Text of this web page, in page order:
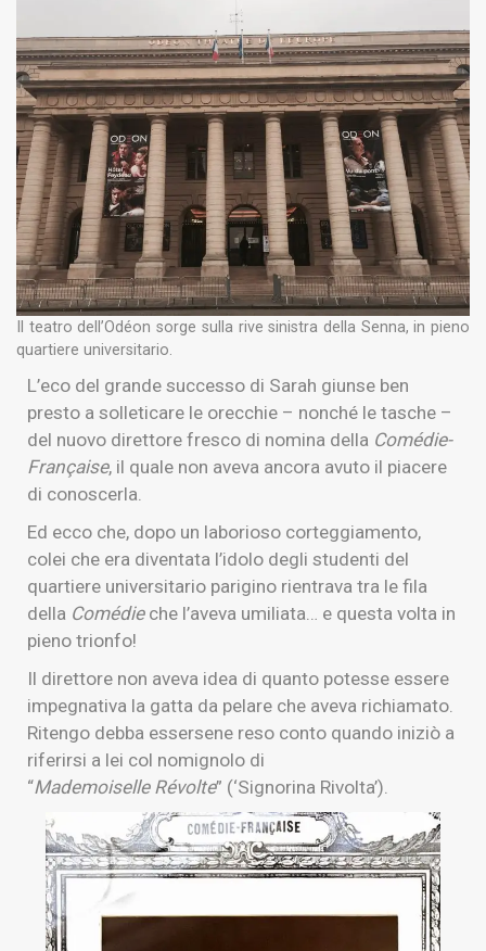
Il teatro dell’Odéon sorge sulla rive sinistra della Senna, in pieno
quartiere universitario.
L’eco del grande successo di Sarah giunse ben
presto a solleticare le orecchie – nonché le tasche –
del nuovo direttore fresco di nomina della Comédie-
Française, il quale non aveva ancora avuto il piacere
di conoscerla.
Ed ecco che, dopo un laborioso corteggiamento,
colei che era diventata l’idolo degli studenti del
quartiere universitario parigino rientrava tra le fila
della Comédieche l’aveva umiliata… e questa volta in
pieno trionfo!
Il direttore non aveva idea di quanto potesse essere
impegnativa la gatta da pelare che aveva richiamato.
Ritengo debba essersene reso conto quando iniziò a
riferirsi a lei col nomignolo di
“Mademoiselle Révolte” (‘Signorina Rivolta’).